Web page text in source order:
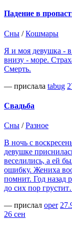
Падение в
Сны /Кошмары
Я и моя девушка -
внизу - море.
Смерть.
— прислала tabug
Свадьба
Сны /Разное
В ночь с
девушке
веселились, а ей
ошибку. Жениха
помнит. Год назад
до сих пор
— прислал oper
26 сен